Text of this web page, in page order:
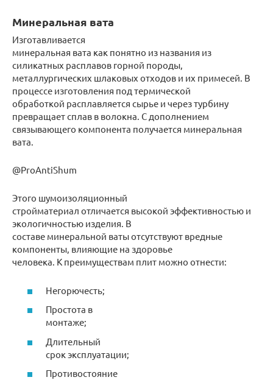
Минеральная вата
Изготавливается
минеральная вата как понятно из названия из
силикатных расплавов горной породы,
металлургических шлаковых отходов и их примесей. В
процессе изготовления под термической
обработкой расплавляется сырье и через турбину
превращает сплав в волокна. С дополнением
связывающего компонента получается минеральная
вата.
@ProAntiShum
Этого шумоизоляционный
стройматериал отличается высокой эффективностью и
экологичностью изделия. В
составе минеральной ваты отсутствуют вредные
компоненты, влияющие на здоровье
человека. К преимуществам плит можно отнести:
Негорючесть;
Простота в
монтаже;
Длительный
срок эксплуатации;
Противостояние